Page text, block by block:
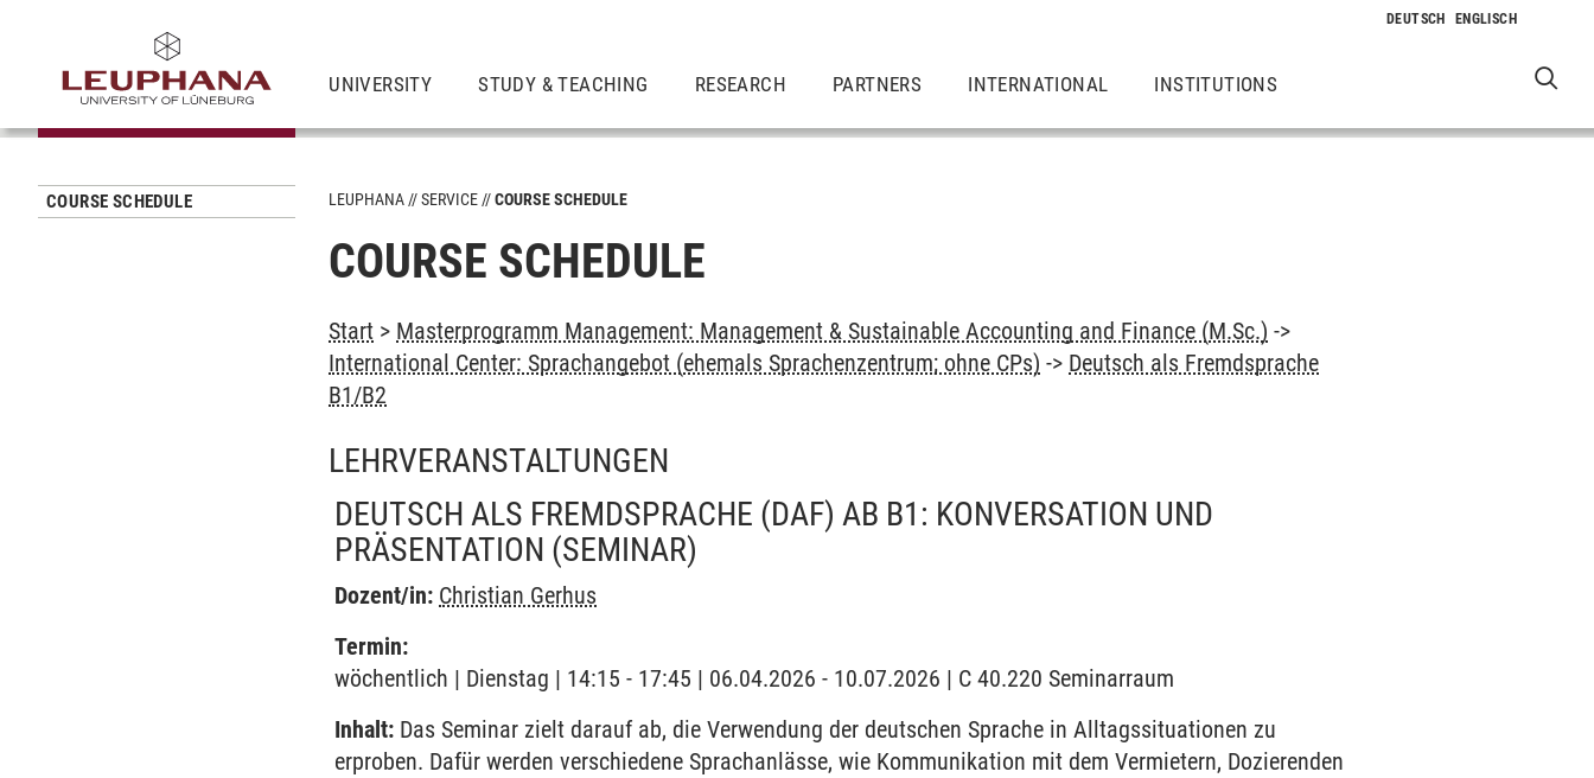
UNIVERSITY STUDY & TEACHING RESEARCH PARTNERS INTERNATIONAL INSTITUTIONS
COURSE SCHEDULE LEUPHANA SERVICE COURSE SCHEDULE
COURSE SCHEDULE
Start > Masterprogramm Management: Management & Sustainable Accounting and Finance (M.Sc.) ->
International Center: Sprachangebot (ehemals Sprachenzentrum; ohne CPs) -> Deutsch als Fremdsprache
B1/B2
LEHRVERANSTALTUNGEN
DEUTSCH ALS FREMDSPRACHE (DAF) AB B1: KONVERSATION UND
PRÄSENTATION (SEMINAR)
Dozent/in: Christian Gerhus
Termin:
wöchentlich | Dienstag | 14:15 - 17:45 | 06.04.2026 - 10.07.2026 | C 40.220 Seminarraum
Inhalt: Das Seminar zielt darauf ab, die Verwendung der deutschen Sprache in Alltagssituationen zu
erproben. Dafür werden verschiedene Sprachanlässe, wie Kommunikation mit dem Vermietern, Dozierenden